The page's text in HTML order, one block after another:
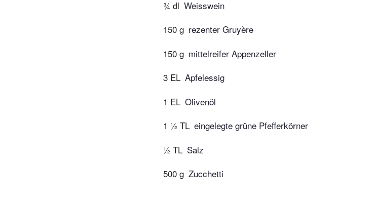
¾ dl Weisswein
150 g rezenter Gruyère
150 g mittelreifer Appenzeller
3 EL Apfelessig
1 EL Olivenöl
1 ½ TL eingelegte grüne Pfefferkörner
½ TL Salz
500 g Zucchetti